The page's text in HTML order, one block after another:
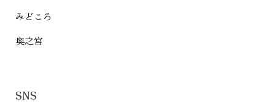
みどころ
奥之宮
SNS